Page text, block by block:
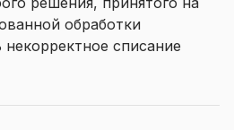
обработки
списание